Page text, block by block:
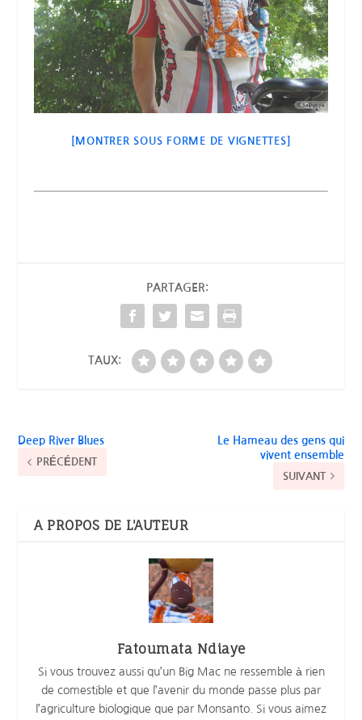
[MONTRER SOUS FORME DE VIGNETTES]
PARTAGER:
TAUX:
Deep River Blues
PRÉCÉDENT
Le Hameau des gens qui
vivent ensemble
SUIVANT
A PROPOS DE L'AUTEUR
Fatoumata Ndiaye
Si vous trouvez aussi qu’un Big Mac ne ressemble à rien
de comestible et que l’avenir du monde passe plus par
l’agriculture biologique que par Monsanto. Si vous aimez